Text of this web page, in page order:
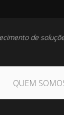
de
QUEM